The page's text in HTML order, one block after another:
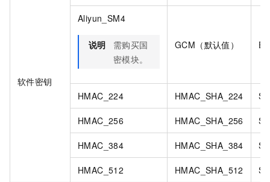
软件密钥
Aliyun_SM4
说明
需购买国
密模块。
GCM（默认值）
HMAC_224 HMAC_SHA_224
HMAC_256 HMAC_SHA_256
HMAC_384 HMAC_SHA_384
HMAC_512 HMAC_SHA_512